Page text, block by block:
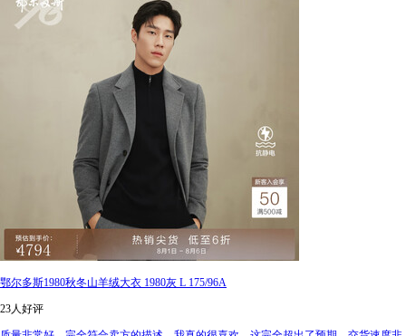
鄂尔多斯1980秋冬山羊绒大衣 1980灰 L 175/96A
23人好评